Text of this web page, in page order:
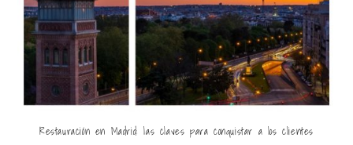
Restauración en Madrid: las claves para conquistar a los clientes